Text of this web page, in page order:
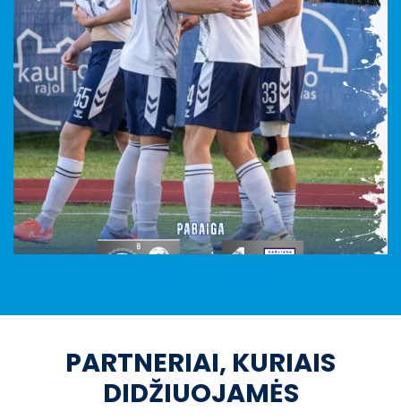
PARTNERIAI, KURIAIS
DIDŽIUOJAMĖS